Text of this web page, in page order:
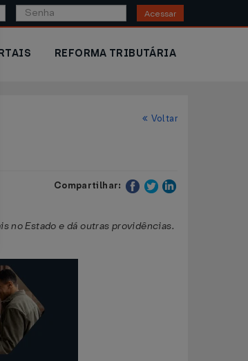
Acessar
REFORMA TRIBUTÁRIA
Voltar
Compartilhar:
no Estado e dá outras providências.